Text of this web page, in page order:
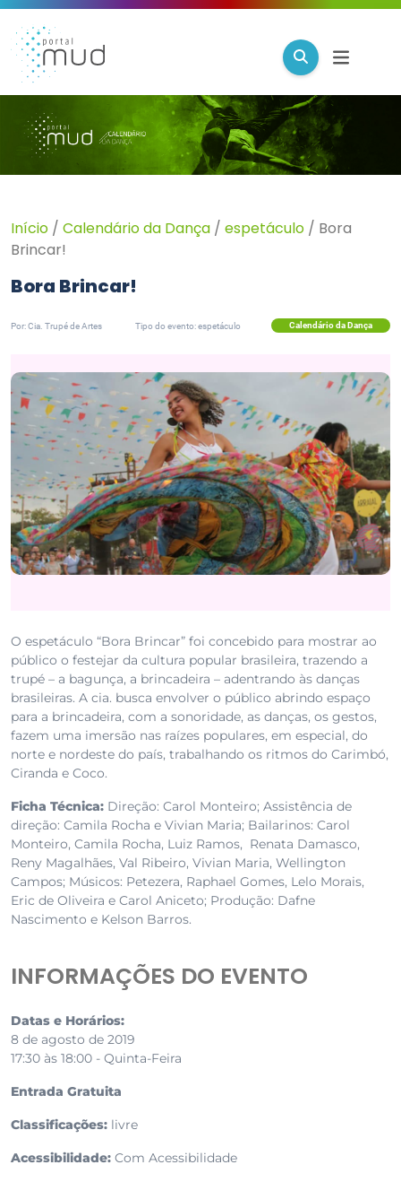
Início / Calendário da Dança / espetáculo / Bora
Brincar!
Bora Brincar!
Por: Cia. Trupé de Artes Tipo do evento: espetáculo Calendário da Dança
O espetáculo “Bora Brincar” foi concebido para mostrar ao
público o festejar da cultura popular brasileira, trazendo a
trupé – a bagunça, a brincadeira – adentrando às danças
brasileiras. A cia. busca envolver o público abrindo espaço
para a brincadeira, com a sonoridade, as danças, os gestos,
fazem uma imersão nas raízes populares, em especial, do
norte e nordeste do país, trabalhando os ritmos do Carimbó,
Ciranda e Coco.
Ficha Técnica: Direção: Carol Monteiro; Assistência de
direção: Camila Rocha e Vivian Maria; Bailarinos: Carol
Monteiro, Camila Rocha, Luiz Ramos, Renata Damasco,
Reny Magalhães, Val Ribeiro, Vivian Maria, Wellington
Campos; Músicos: Petezera, Raphael Gomes, Lelo Morais,
Eric de Oliveira e Carol Aniceto; Produção: Dafne
Nascimento e Kelson Barros.
INFORMAÇÕES DO EVENTO
Datas e Horários:
8 de agosto de 2019
17:30 às 18:00 - Quinta-Feira
Entrada Gratuita
Classificações: livre
Acessibilidade: Com Acessibilidade